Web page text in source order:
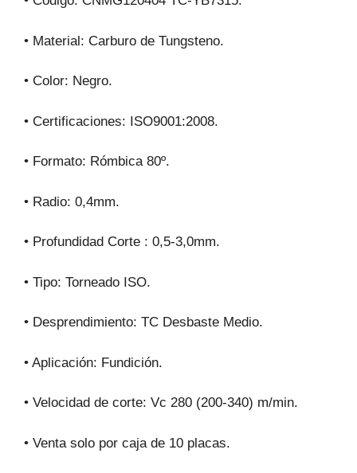
• Material: Carburo de Tungsteno.
• Color: Negro.
• Certificaciones: ISO9001:2008.
• Formato: Rómbica 80º.
• Radio: 0,4mm.
• Profundidad Corte : 0,5-3,0mm.
• Tipo: Torneado ISO.
• Desprendimiento: TC Desbaste Medio.
• Aplicación: Fundición.
• Velocidad de corte: Vc 280 (200-340) m/min.
• Venta solo por caja de 10 placas.